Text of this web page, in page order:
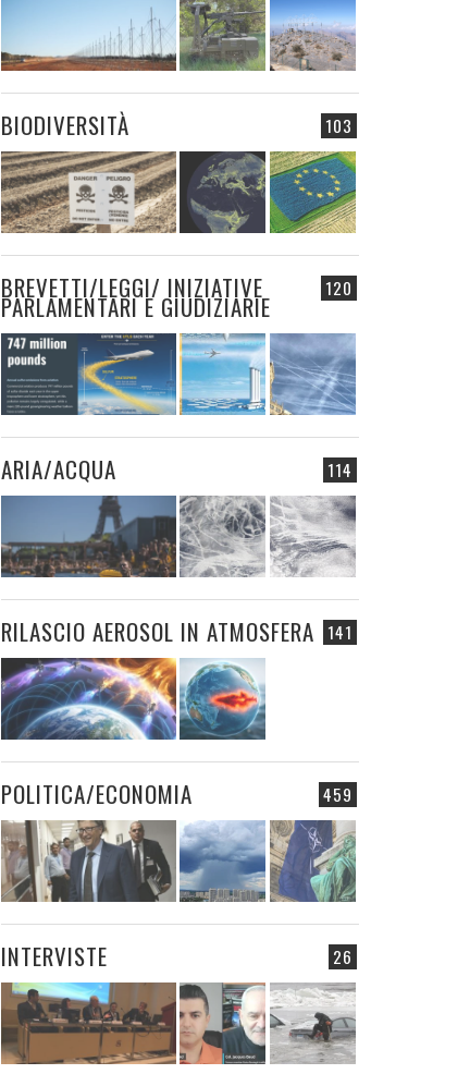
103
BIODIVERSITÀ
120
BREVETTI/LEGGI/ INIZIATIVE
PARLAMENTARI E GIUDIZIARIE
114
ARIA/ACQUA
141
RILASCIO AEROSOL IN ATMOSFERA
459
POLITICA/ECONOMIA
26
INTERVISTE